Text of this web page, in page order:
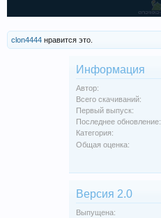
clon4444 нравится это.
Информация
Автор:
Всего скачиваний:
Первый выпуск:
Последнее обновление:
Категория:
Общая оценка:
Версия 2.0
Выпущена: